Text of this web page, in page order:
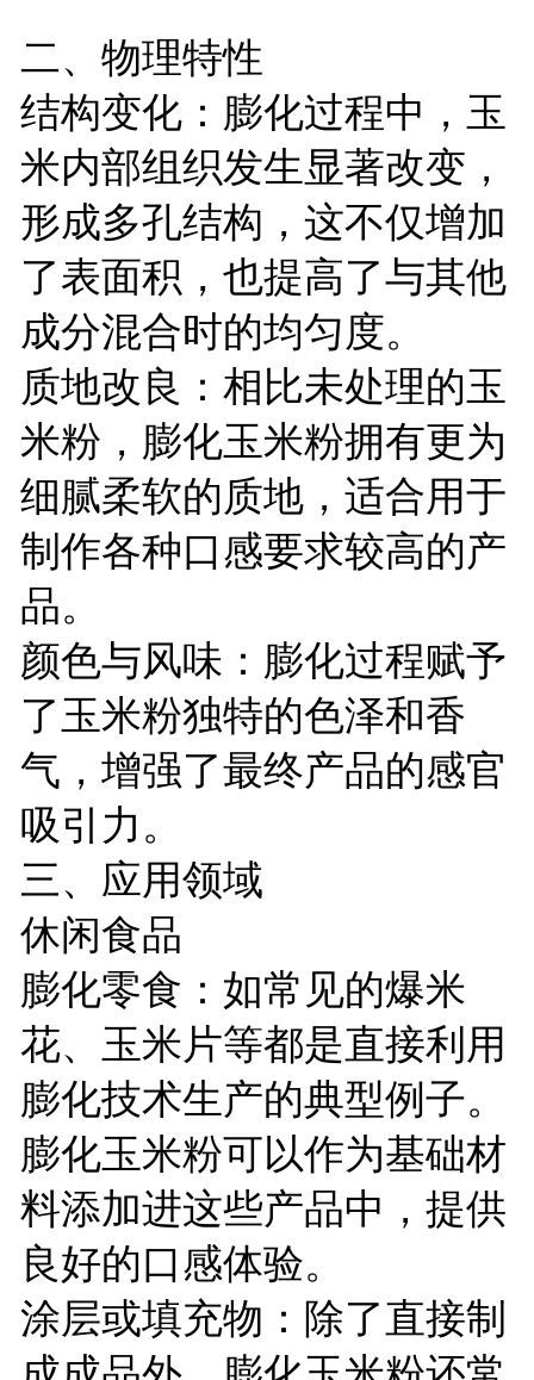
二、物理特性
结构变化：膨化过程中，玉
米内部组织发生显著改变，
形成多孔结构，这不仅增加
了表面积，也提高了与其他
成分混合时的均匀度。
质地改良：相比未处理的玉
米粉，膨化玉米粉拥有更为
细腻柔软的质地，适合用于
制作各种口感要求较高的产
品。
颜色与风味：膨化过程赋予
了玉米粉独特的色泽和香
气，增强了最终产品的感官
吸引力。
三、应用领域
休闲食品
膨化零食：如常见的爆米
花、玉米片等都是直接利用
膨化技术生产的典型例子。
膨化玉米粉可以作为基础材
料添加进这些产品中，提供
良好的口感体验。
涂层或填充物：除了直接制